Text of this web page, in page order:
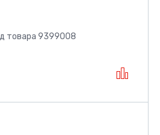
товара 9399008